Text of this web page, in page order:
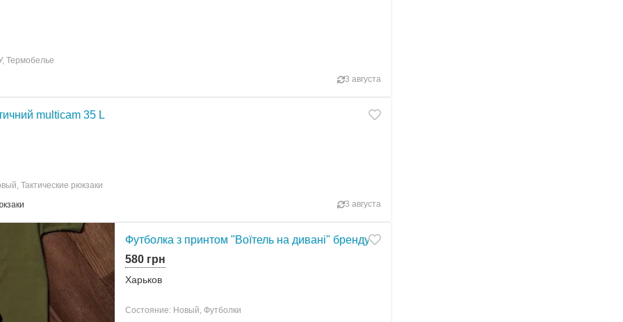
Термобелье
3 августа
multicam 35 L
Тактические рюкзаки
3 августа
Футболка з принтом "Воїтель на дивані" бренду ПOTEKLO хакі
580 грн
Харьков
Состояние: Новый, Футболки